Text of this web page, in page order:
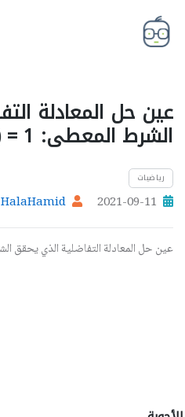
عين حل المعادلة
الشرط المعطى: y' = 2y f(0) = 1
رياضيات
2021-09-11
HalaHamid
عين حل المعادلة التفاضلية الذي يحقق